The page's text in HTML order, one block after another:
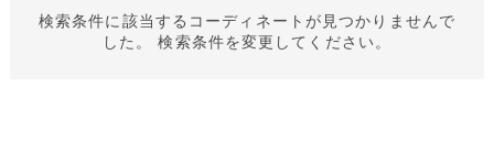
検索条件に該当するコーディネートが見つかりませんで
した。 検索条件を変更してください。